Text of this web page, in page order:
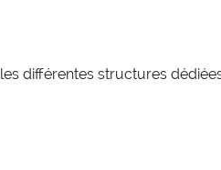
différentes structures